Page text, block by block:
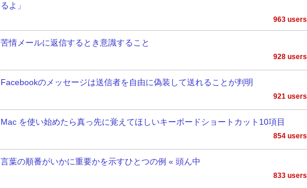
るよ」
963 users
苦情メールに返信するとき意識すること
928 users
Facebookのメッセージは送信者を自由に偽装して送れることが判明
921 users
Mac を使い始めたら真っ先に覚えてほしいキーボードショートカット10項目
854 users
言葉の順番がいかに重要かを示すひとつの例 « 頭ん中
833 users